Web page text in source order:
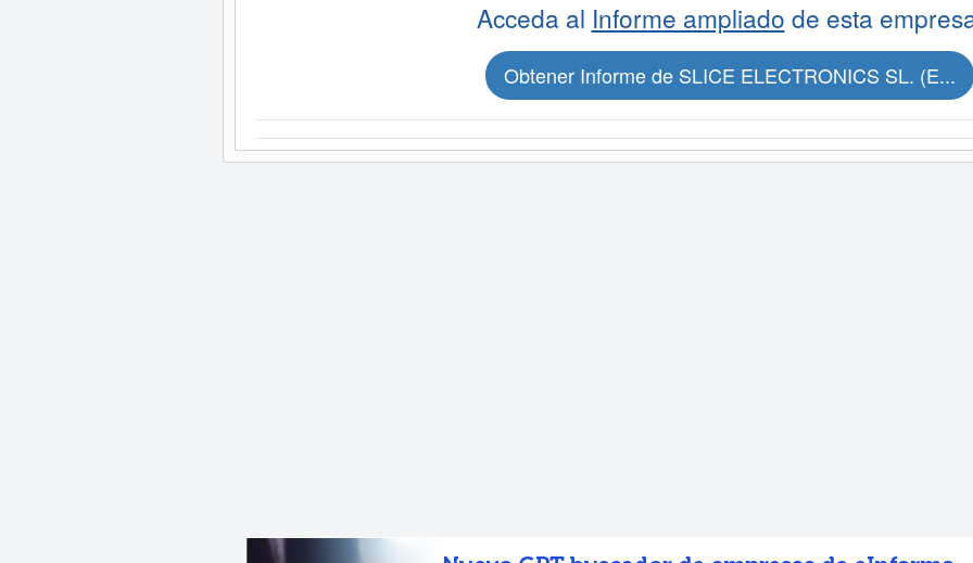
Acceda al Informe ampliado de esta
Obtener Informe de SLICE ELECTRONICS SL. (E...